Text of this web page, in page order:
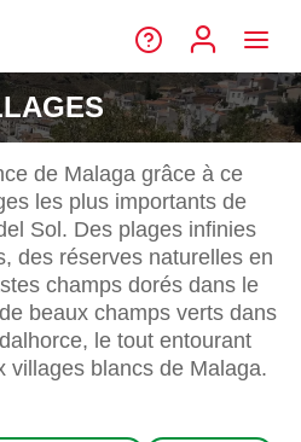
de Malaga grâce à ce
les plus importants de
Sol. Des plages infinies
des réserves naturelles en
champs dorés dans le
beaux champs verts dans
le tout entourant
villages blancs de Malaga.